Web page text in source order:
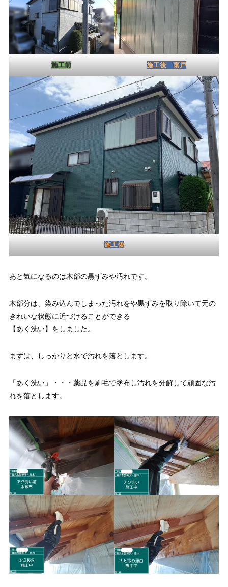
施工前 施工後 雨戸
施工後
あと気になるのは木部の黒ずみや汚れです。
木部分は、染み込んでしまった汚れをや黒ずみを取り除いて元の
きれいな状態に近づけることができる
【あく洗い】をしました。
まずは、しっかりと水で汚れを落とします。
「あく洗い」・・・薬品を刷毛で塗布し汚れを分解して頑固な汚
れを落とします。